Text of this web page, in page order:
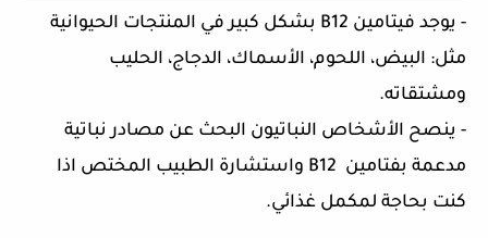
- يوجد فيتامين B12 بشكل كبير في المنتجات الحيوانية
مثل: البيض، اللحوم، الأسماك، الدجاج، الحليب
ومشتقاته.
- ينصح الأشخاص النباتيون البحث عن مصادر نباتية
مدعمة بفتامين B12 واستشارة الطبيب المختص اذا
كنت بحاجة لمكمل غذائي.